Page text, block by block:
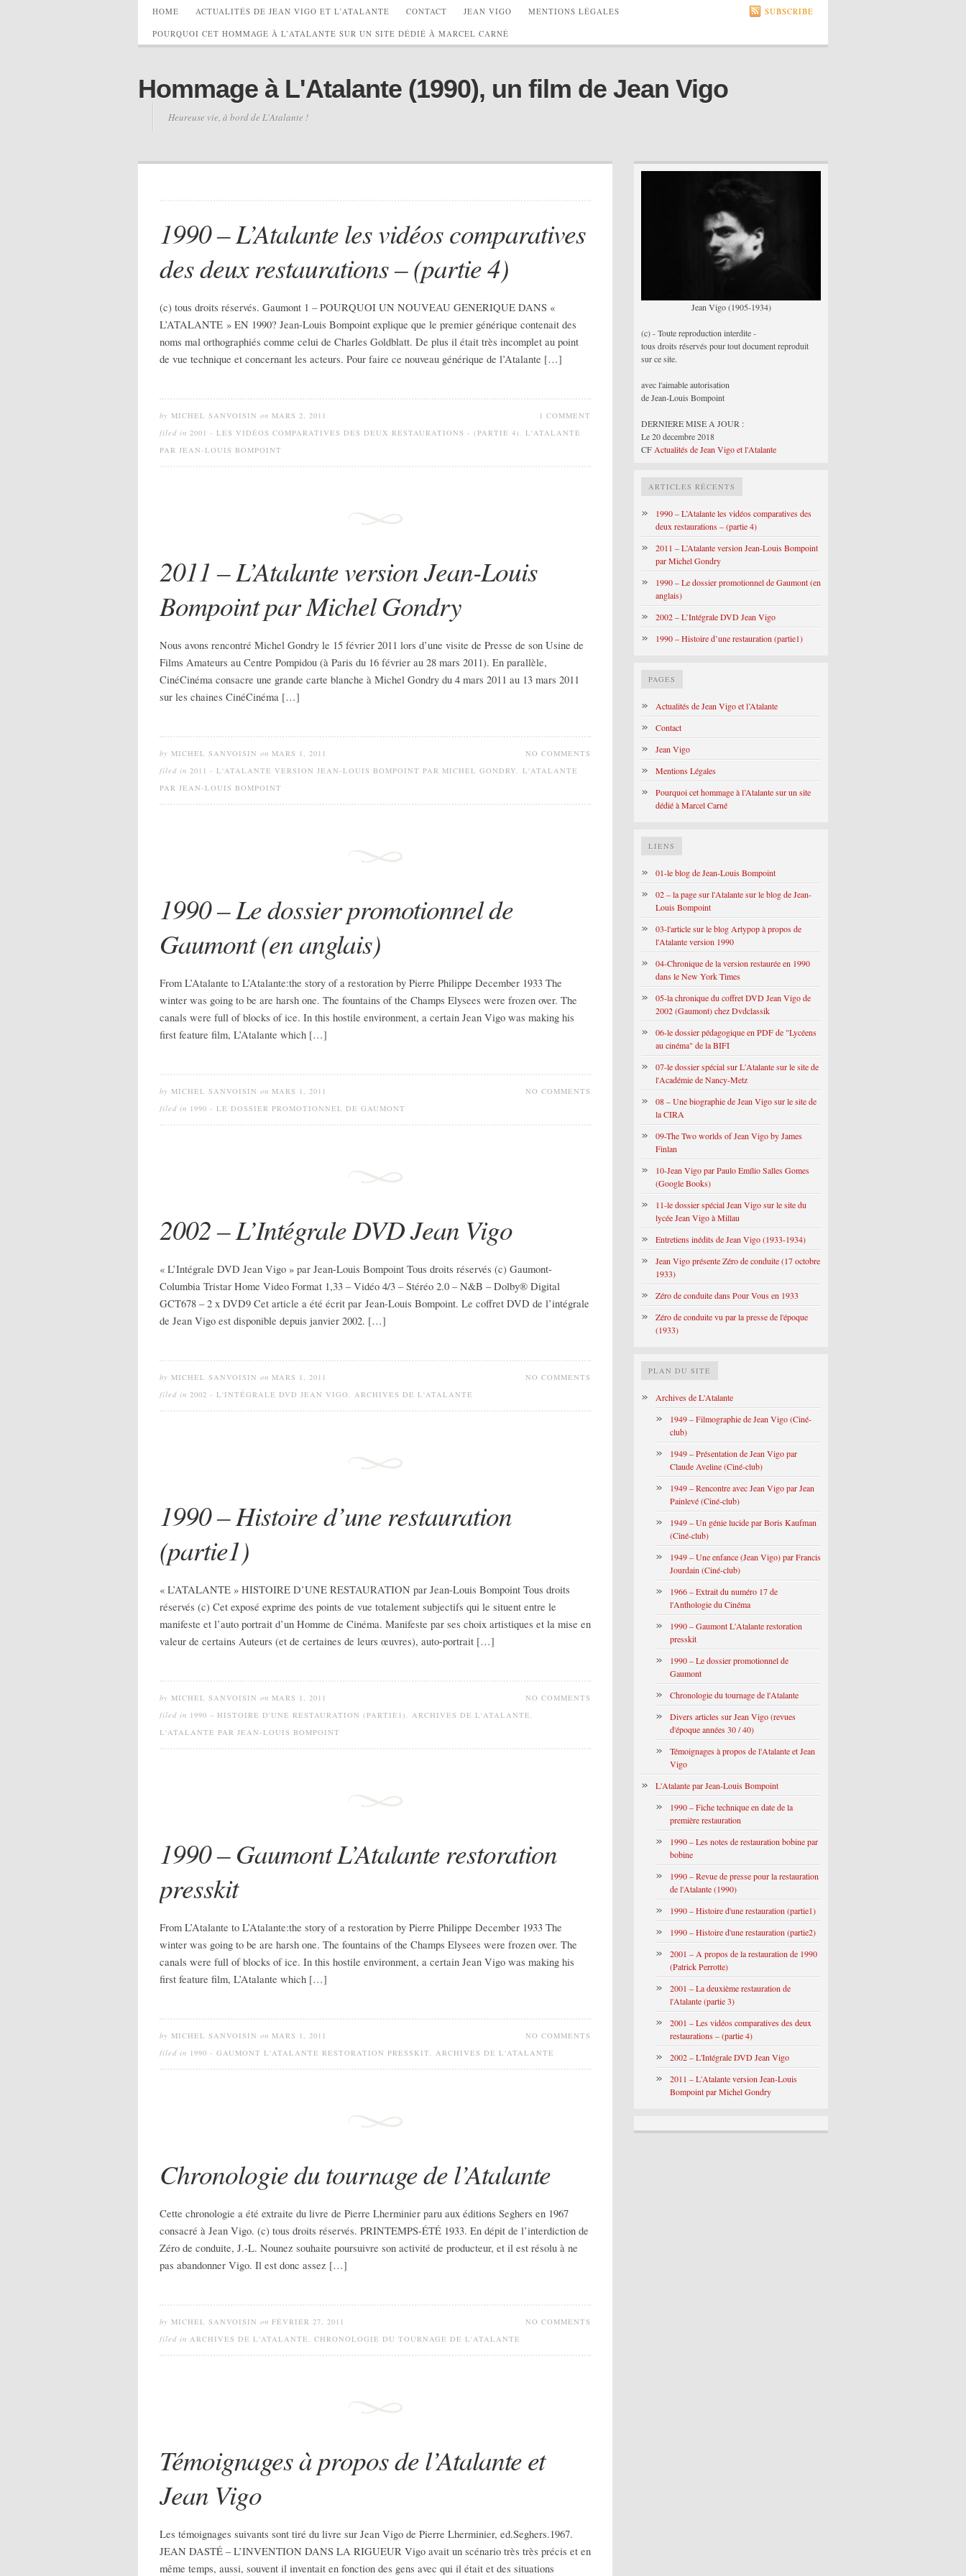
SUBSCRIBE
HOME ACTUALITÉS DE JEAN VIGO ET L’ATALANTE CONTACT JEAN VIGO MENTIONS LÉGALES
POURQUOI CET HOMMAGE À L’ATALANTE SUR UN SITE DÉDIÉ À MARCEL CARNÉ
Hommage à L'Atalante (1990), un film de Jean Vigo
Heureuse vie, à bord de L'Atalante !
1990 – L’Atalante les vidéos comparatives
des deux restaurations – (partie 4)
(c) tous droits réservés. Gaumont 1 – POURQUOI UN NOUVEAU GENERIQUE DANS «
L’ATALANTE » EN 1990? Jean-Louis Bompoint explique que le premier générique contenait des
noms mal orthographiés comme celui de Charles Goldblatt. De plus il était très incomplet au point
de vue technique et concernant les acteurs. Pour faire ce nouveau générique de l’Atalante […]
1 COMMENT
by MICHEL SANVOISIN on MARS 2, 2011
filed in 2001 - LES VIDÉOS COMPARATIVES DES DEUX RESTAURATIONS - (PARTIE 4), L'ATALANTE
PAR JEAN-LOUIS BOMPOINT
2011 – L’Atalante version Jean-Louis
Bompoint par Michel Gondry
Nous avons rencontré Michel Gondry le 15 février 2011 lors d’une visite de Presse de son Usine de
Films Amateurs au Centre Pompidou (à Paris du 16 février au 28 mars 2011). En parallèle,
CinéCinéma consacre une grande carte blanche à Michel Gondry du 4 mars 2011 au 13 mars 2011
sur les chaines CinéCinéma […]
NO COMMENTS
by MICHEL SANVOISIN on MARS 1, 2011
filed in 2011 - L'ATALANTE VERSION JEAN-LOUIS BOMPOINT PAR MICHEL GONDRY, L'ATALANTE
PAR JEAN-LOUIS BOMPOINT
1990 – Le dossier promotionnel de
Gaumont (en anglais)
From L’Atalante to L’Atalante:the story of a restoration by Pierre Philippe December 1933 The
winter was going to be are harsh one. The fountains of the Champs Elysees were frozen over. The
canals were full of blocks of ice. In this hostile environment, a certain Jean Vigo was making his
first feature film, L’Atalante which […]
NO COMMENTS
by MICHEL SANVOISIN on MARS 1, 2011
filed in 1990 - LE DOSSIER PROMOTIONNEL DE GAUMONT
2002 – L’Intégrale DVD Jean Vigo
« L’Intégrale DVD Jean Vigo » par Jean-Louis Bompoint Tous droits réservés (c) Gaumont-
Columbia Tristar Home Video Format 1,33 – Vidéo 4/3 – Stéréo 2.0 – N&B – Dolby® Digital
GCT678 – 2 x DVD9 Cet article a été écrit par Jean-Louis Bompoint. Le coffret DVD de l’intégrale
de Jean Vigo est disponible depuis janvier 2002. […]
NO COMMENTS
by MICHEL SANVOISIN on MARS 1, 2011
filed in 2002 - L'INTÉGRALE DVD JEAN VIGO, ARCHIVES DE L'ATALANTE
1990 – Histoire d’une restauration
(partie1)
« L’ATALANTE » HISTOIRE D’UNE RESTAURATION par Jean-Louis Bompoint Tous droits
réservés (c) Cet exposé exprime des points de vue totalement subjectifs qui le situent entre le
manifeste et l’auto portrait d’un Homme de Cinéma. Manifeste par ses choix artistiques et la mise en
valeur de certains Auteurs (et de certaines de leurs œuvres), auto-portrait […]
NO COMMENTS
by MICHEL SANVOISIN on MARS 1, 2011
filed in 1990 – HISTOIRE D'UNE RESTAURATION (PARTIE1), ARCHIVES DE L'ATALANTE,
L'ATALANTE PAR JEAN-LOUIS BOMPOINT
1990 – Gaumont L’Atalante restoration
presskit
From L’Atalante to L’Atalante:the story of a restoration by Pierre Philippe December 1933 The
winter was going to be are harsh one. The fountains of the Champs Elysees were frozen over. The
canals were full of blocks of ice. In this hostile environment, a certain Jean Vigo was making his
first feature film, L’Atalante which […]
NO COMMENTS
by MICHEL SANVOISIN on MARS 1, 2011
filed in 1990 - GAUMONT L'ATALANTE RESTORATION PRESSKIT, ARCHIVES DE L'ATALANTE
Chronologie du tournage de l’Atalante
Cette chronologie a été extraite du livre de Pierre Lherminier paru aux éditions Seghers en 1967
consacré à Jean Vigo. (c) tous droits réservés. PRINTEMPS-ÉTÉ 1933. En dépit de l’interdiction de
Zéro de conduite, J.-L. Nou­nez souhaite poursuivre son activité de producteur, et il est résolu à ne
pas abandonner Vigo. Il est donc assez […]
NO COMMENTS
by MICHEL SANVOISIN on FÉVRIER 27, 2011
filed in ARCHIVES DE L'ATALANTE, CHRONOLOGIE DU TOURNAGE DE L'ATALANTE
Témoignages à propos de l’Atalante et
Jean Vigo
Les témoignages suivants sont tiré du livre sur Jean Vigo de Pierre Lherminier, ed.Seghers.1967.
JEAN DASTÉ – L’INVENTION DANS LA RIGUEUR Vigo avait un scénario très très précis et en
même temps, aussi, souvent il inventait en fonction des gens avec qui il était et des situations
Jean Vigo (1905-1934)
(c) - Toute reproduction interdite -
tous droits réservés pour tout document reproduit
sur ce site.
avec l'aimable autorisation
de Jean-Louis Bompoint
DERNIERE MISE A JOUR :
Le 20 decembre 2018
CF Actualités de Jean Vigo et l'Atalante
ARTICLES RÉCENTS
1990 – L’Atalante les vidéos comparatives des
deux restaurations – (partie 4)
2011 – L’Atalante version Jean-Louis Bompoint
par Michel Gondry
1990 – Le dossier promotionnel de Gaumont (en
anglais)
2002 – L’Intégrale DVD Jean Vigo
1990 – Histoire d’une restauration (partie1)
PAGES
Actualités de Jean Vigo et l’Atalante
Contact
Jean Vigo
Mentions Légales
Pourquoi cet hommage à l’Atalante sur un site
dédié à Marcel Carné
LIENS
01-le blog de Jean-Louis Bompoint
02 – la page sur l'Atalante sur le blog de Jean-
Louis Bompoint
03-l'article sur le blog Artypop à propos de
l'Atalante version 1990
04-Chronique de la version restaurée en 1990
dans le New York Times
05-la chronique du coffret DVD Jean Vigo de
2002 (Gaumont) chez Dvdclassik
06-le dossier pédagogique en PDF de "Lycéens
au cinéma" de la BIFI
07-le dossier spécial sur L'Atalante sur le site de
l'Académie de Nancy-Metz
08 – Une biographie de Jean Vigo sur le site de
la CIRA
09-The Two worlds of Jean Vigo by James
Finlan
10-Jean Vigo par Paulo Emílio Salles Gomes
(Google Books)
11-le dossier spécial Jean Vigo sur le site du
lycée Jean Vigo à Millau
Entretiens inédits de Jean Vigo (1933-1934)
Jean Vigo présente Zéro de conduite (17 octobre
1933)
Zéro de conduite dans Pour Vous en 1933
Zéro de conduite vu par la presse de l'époque
(1933)
PLAN DU SITE
Archives de L'Atalante
1949 – Filmographie de Jean Vigo (Ciné-
club)
1949 – Présentation de Jean Vigo par
Claude Aveline (Ciné-club)
1949 – Rencontre avec Jean Vigo par Jean
Painlevé (Ciné-club)
1949 – Un génie lucide par Boris Kaufman
(Ciné-club)
1949 – Une enfance (Jean Vigo) par Francis
Jourdain (Ciné-club)
1966 – Extrait du numéro 17 de
l'Anthologie du Cinéma
1990 – Gaumont L'Atalante restoration
presskit
1990 – Le dossier promotionnel de
Gaumont
Chronologie du tournage de l'Atalante
Divers articles sur Jean Vigo (revues
d'époque années 30 / 40)
Témoignages à propos de l'Atalante et Jean
Vigo
L'Atalante par Jean-Louis Bompoint
1990 – Fiche technique en date de la
première restauration
1990 – Les notes de restauration bobine par
bobine
1990 – Revue de presse pour la restauration
de l'Atalante (1990)
1990 – Histoire d'une restauration (partie1)
1990 – Histoire d'une restauration (partie2)
2001 – A propos de la restauration de 1990
(Patrick Perrotte)
2001 – La deuxième restauration de
l'Atalante (partie 3)
2001 – Les vidéos comparatives des deux
restaurations – (partie 4)
2002 – L'Intégrale DVD Jean Vigo
2011 – L'Atalante version Jean-Louis
Bompoint par Michel Gondry